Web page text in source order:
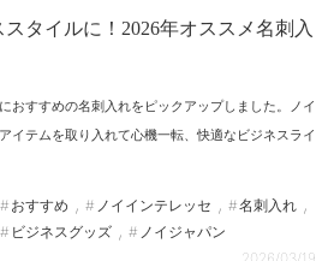
タイルに！2026年オススメ名刺入
おすすめの名刺入れをピックアップしました。ノイ
イテムを取り入れて心機一転、快適なビジネスライ
おすすめ , ノイインテレッセ , 名刺入れ ,
ビジネスグッズ ,
ノイジャパン